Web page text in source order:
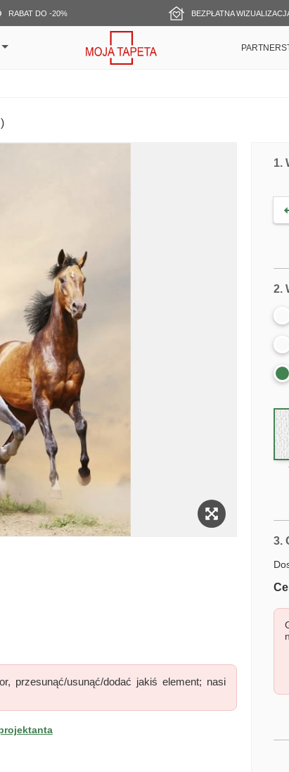
RABAT DO -20% BEZPŁATNA
przesunąć/usunąć/dodać jakiś element; nasi
1.
2.
3.